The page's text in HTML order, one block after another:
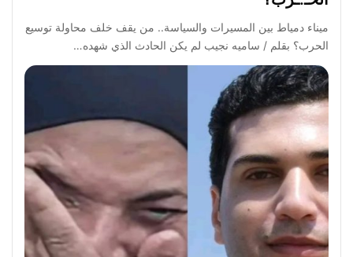
ميناء دمياط بين المسيرات والسياسة.. من يقف خلف محاولة توسيع
الحرب؟ بقلم / ساميه نجيب لم يكن الحادث الذي شهده…